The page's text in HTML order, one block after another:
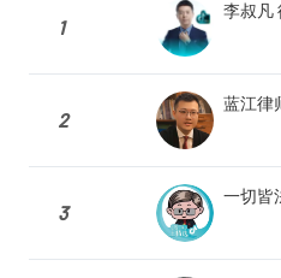
1
李叔凡
2
蓝江律
3
一切皆